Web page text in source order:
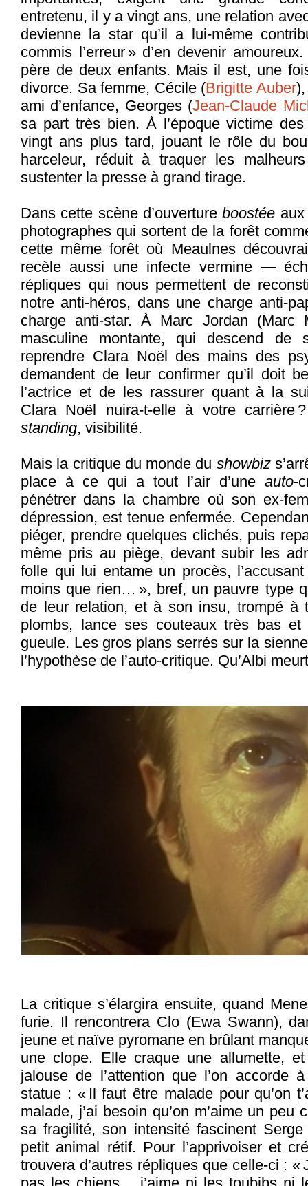
entretenu, il y a vingt ans, une relation
devienne la star qu’il a lui-même
commis l’erreur » d’en devenir
père de deux enfants. Mais il est, une
divorce. Sa femme, Cécile (Brigitte Auber
ami d’enfance, Georges (Jean-Claude
sa part très bien. À l’époque victime
vingt ans plus tard, jouant le rôle du
harceleur, réduit à traquer les
sustenter la presse à grand tirage.
Dans cette scène d’ouvertureboostée
photographes qui sortent de la forêt
cette même forêt où Meaulnes
recèle aussi une infecte vermine —
répliques qui nous permettent de
notre anti-héros, dans une charge anti-
charge anti-star. À Marc Jordan (Marc
masculine montante, qui descend de
reprendre Clara Noël des mains des
demandent de leur confirmer qu’il doit
l’actrice et de les rassurer quant à la
Clara Noël nuira-t-elle à votre carrière ?
standing, visibilité.
Mais la critique du monde du showbiz
place à ce qui a tout l’air d’une auto-
pénétrer dans la chambre où son ex-
dépression, est tenue enfermée.
piéger, prendre quelques clichés, puis
même pris au piège, devant subir les
folle qui lui entame un procès,
moins que rien… », bref, un pauvre type
de leur relation, et à son insu, trompé à
plombs, lance ses couteaux très bas
gueule. Les gros plans serrés sur la
l’hypothèse de l’auto-critique. Qu’Albi
La critique s’élargira ensuite, quand
furie. Il rencontrera Clo (Ewa Swann),
jeune et naïve pyromane en brûlant
une clope. Elle craque une allumette,
jalouse de l’attention que l’on accorde
statue : « Il faut être malade pour qu’on
malade, j’ai besoin qu’on m’aime un peu
sa fragilité, son intensité fascinent
petit animal rétif. Pour l’apprivoiser et
trouvera d’autres répliques que celle-ci : «